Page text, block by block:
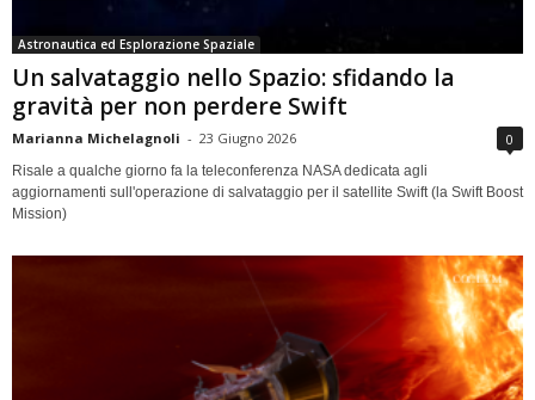
Astronautica ed Esplorazione Spaziale
Un salvataggio nello Spazio: sfidando la
gravità per non perdere Swift
Marianna Michelagnoli - 23 Giugno 2026 0
Risale a qualche giorno fa la teleconferenza NASA dedicata agli
aggiornamenti sull'operazione di salvataggio per il satellite Swift (la Swift Boost
Mission)